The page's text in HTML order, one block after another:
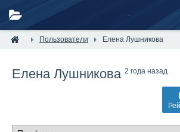
Пользователи Елена Лушникова
Елена Лушникова 2 года назад